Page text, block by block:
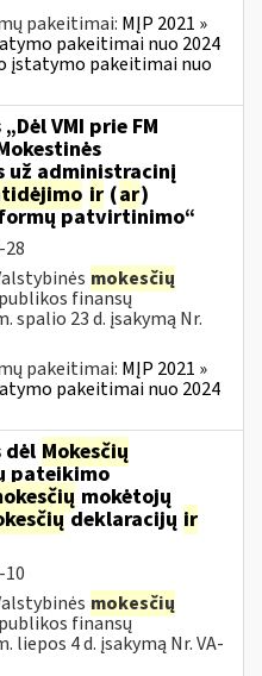
pakeitimai: MĮP 2021 »
pakeitimai nuo 2024
įstatymo pakeitimai nuo
VMI prie FM
už administracinį
ir (ar)
patvirtinimo“
28
mokesčių
finansų
spalio 23 d. įsakymą Nr.
pakeitimai: MĮP 2021 »
pakeitimai nuo 2024
dėl Mokesčių
pateikimo
mokėtojų
deklaracijų ir
10
mokesčių
finansų
4 d. įsakymą Nr. VA-